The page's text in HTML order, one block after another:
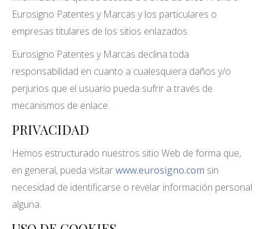
Eurosigno Patentes y Marcas y los particulares o
empresas titulares de los sitios enlazados.
Eurosigno Patentes y Marcas declina toda
responsabilidad en cuanto a cualesquiera daños y/o
perjurios que el usuario pueda sufrir a través de
mecanismos de enlace.
PRIVACIDAD
Hemos estructurado nuestros sitio Web de forma que,
en general, pueda visitarwww.eurosigno.com sin
necesidad de identificarse o revelar información personal
alguna.